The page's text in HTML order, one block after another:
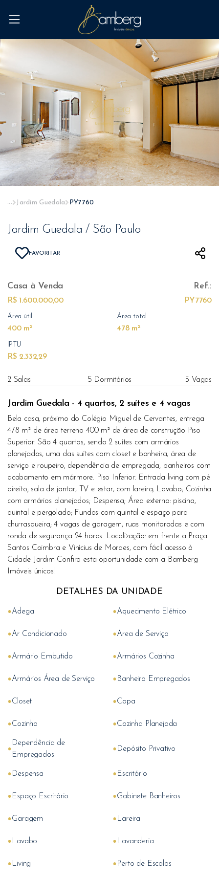
... Jardim Guedala PY7760
Jardim Guedala / São Paulo
FAVORITAR
Casa à Venda
R$ 1.600.000,00
Ref.:
PY7760
Área útil
400 m²
Área total
478 m²
IPTU
R$ 2.332,29
2 Salas 5 Dormitórios 5 Vagas
Jardim Guedala - 4 quartos, 2 suítes e 4 vagas
Bela casa, próximo do Colégio Miguel de Cervantes, entrega
478 m² de área terreno 400 m² de área de construção Piso
Superior: São 4 quartos, sendo 2 suítes com armários
planejados, uma das suítes com closet e banheira, área de
serviço e roupeiro, dependência de empregada, banheiros com
acabamento em mármore. Piso Inferior: Entrada living com pé
direito; sala de jantar, TV e estar, com lareira; Lavabo; Cozinha
com armários planejados; Despensa; Área externa: piscina,
quintal e pergolado; Fundos com quintal e espaço para
churrasqueira; 4 vagas de garagem, ruas monitoradas e com
ronda de segurança 24 horas. Localização: em frente a Praça
Santos Coimbra e Vinícius de Moraes, com fácil acesso à
Cidade Jardim Confira esta oportunidade com a Bamberg
Imóveis únicos!
DETALHES DA UNIDADE
•Adega •Aquecimento Elétrico
•Ar Condicionado •Area de Serviço
•Armário Embutido •Armários Cozinha
•Armários Área de Serviço • Banheiro Empregados
•Closet •Copa
•Cozinha •Cozinha Planejada
• Dependência de
Empregados
• Depósito Privativo
• Despensa • Escritório
• Espaço Escritório •Gabinete Banheiros
•Garagem • Lareira
• Lavabo • Lavanderia
• Living • Perto de Escolas